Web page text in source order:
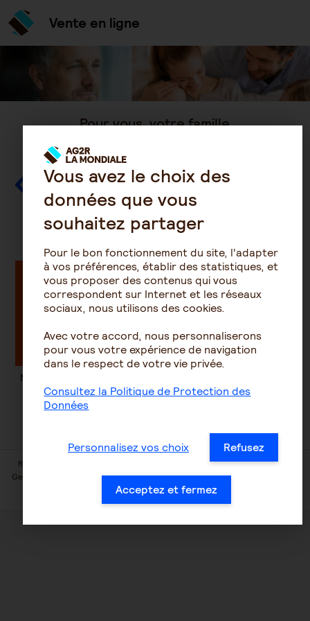
Vente en ligne
Pour vous, votre famille
Mutuelle santé pour les particuliers
OFFRE INDIVIDUELLE
Réalisez votre devis
Notre assurance santé complète les remboursements de la
Sécurité sociale, selon vos besoins.
Règlements, notices d'informations et statuts
Mentions légales
Gestion des cookies
Protection des données
Faire une réclamation
© 2026 AG2R LA MONDIALE
Vous avez le choix des
données que vous
souhaitez partager
Pour le bon fonctionnement du site, l'adapter
à vos préférences, établir des statistiques, et
vous proposer des contenus qui vous
correspondent sur Internet et les réseaux
sociaux, nous utilisons des cookies.
Avec votre accord, nous personnaliserons
pour vous votre expérience de navigation
dans le respect de votre vie privée.
Consultez la Politique de Protection des
Données
Personnalisez vos choix Refusez
Acceptez et fermez